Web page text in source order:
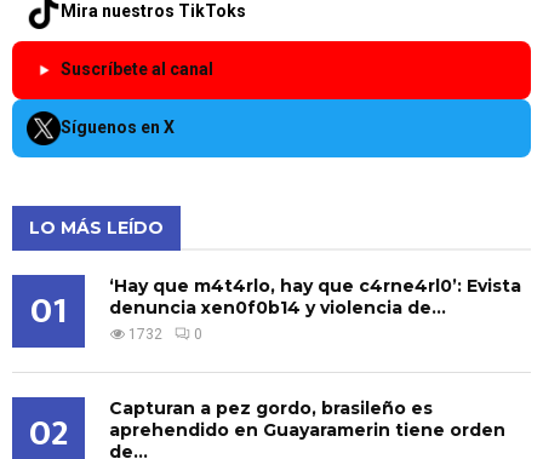
Mira nuestros TikToks
Suscríbete al canal
Síguenos en X
LO MÁS LEÍDO
01
‘Hay que m4t4rlo, hay que c4rne4rl0’: Evista
denuncia xen0f0b14 y violencia de...
1732 0
02
Capturan a pez gordo, brasileño es
aprehendido en Guayaramerin tiene orden
de...